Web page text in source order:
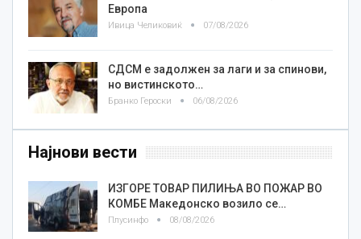
Европа
Ивица Челиковиќ 07/08/2026
СДСМ е задолжен за лаги и за спинови,
но вистинското…
Бранко Героски 06/08/2026
Најнови вести
ИЗГОРЕ ТОВАР ПИЛИЊА ВО ПОЖАР ВО
КОМБЕ Македонско возило се…
Плусинфо 08/08/2026